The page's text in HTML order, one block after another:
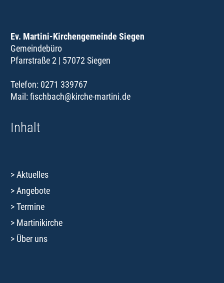
Ev. Martini-Kirchengemeinde Siegen
Gemeindebüro
Pfarrstraße 2 | 57072 Siegen
Telefon: 0271 339767
Mail:fischbach@kirche-martini.de
Inhalt
Aktuelles
Angebote
Termine
Martinikirche
Über uns